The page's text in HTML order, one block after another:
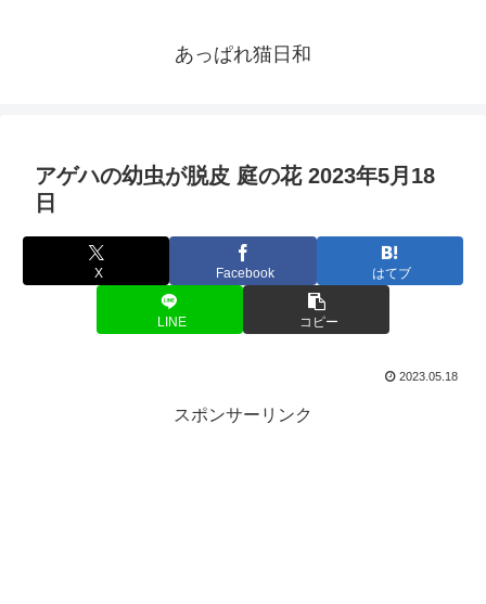
あっぱれ猫日和
アゲハの幼虫が脱皮 庭の花 2023年5月18
日
X Facebook はてブ
LINE コピー
2023.05.18
スポンサーリンク